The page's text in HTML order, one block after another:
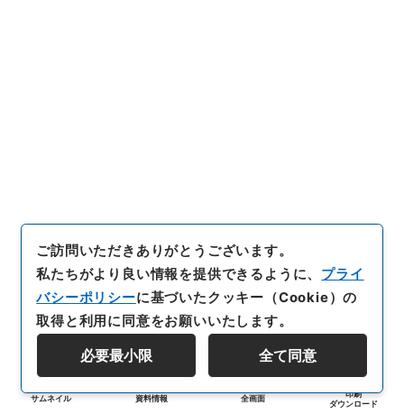
サムネイル 資料情報 全画面
印刷
ダウンロード
ご訪問いただきありがとうございます。
私たちがより良い情報を提供できるように、 プライ
バシーポリシーに基づいたクッキー（Cookie）の
取得と利用に同意をお願いいたします。
必要最小限 全て同意